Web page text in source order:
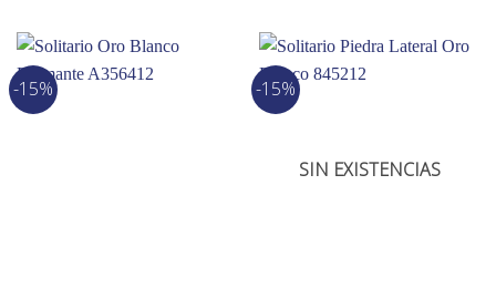
-15% -15%
SIN EXISTENCIAS